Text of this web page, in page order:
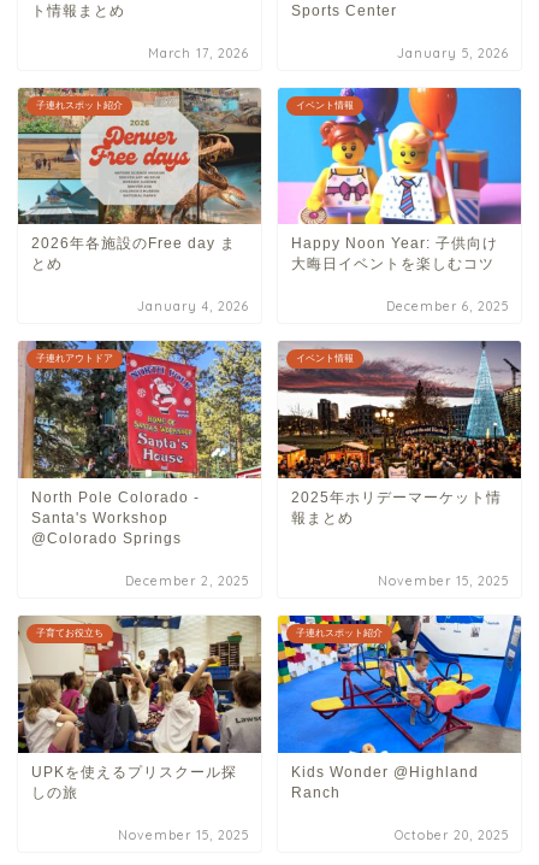
ト情報まとめ
March 17, 2026
Sports Center
January 5, 2026
子連れスポット紹介
2026年各施設のFree day ま
とめ
January 4, 2026
イベント情報
Happy Noon Year: 子供向け
大晦日イベントを楽しむコツ
December 6, 2025
子連れアウトドア
North Pole Colorado -
Santa's Workshop
@Colorado Springs
December 2, 2025
イベント情報
2025年ホリデーマーケット情
報まとめ
November 15, 2025
子育てお役立ち
UPKを使えるプリスクール探
しの旅
November 15, 2025
子連れスポット紹介
Kids Wonder @Highland
Ranch
October 20, 2025